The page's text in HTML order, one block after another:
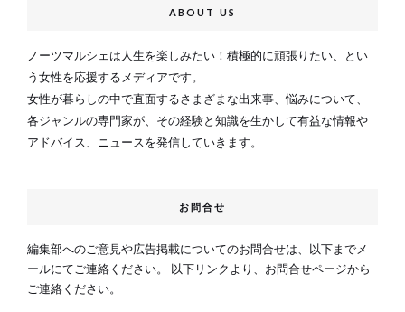
ABOUT US
ノーツマルシェは人生を楽しみたい！積極的に頑張りたい、とい
う女性を応援するメディアです。
女性が暮らしの中で直面するさまざまな出来事、悩みについて、
各ジャンルの専門家が、その経験と知識を生かして有益な情報や
アドバイス、ニュースを発信していきます。
お問合せ
編集部へのご意見や広告掲載についてのお問合せは、以下までメ
ールにてご連絡ください。 以下リンクより、お問合せページから
ご連絡ください。